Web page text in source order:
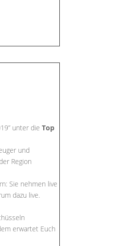
unter die Top
und
Region
Sie nehmen live
dazu live.
erwartet Euch